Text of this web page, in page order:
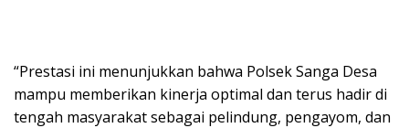
“Prestasi ini menunjukkan bahwa Polsek Sanga Desa
mampu memberikan kinerja optimal dan terus hadir di
tengah masyarakat sebagai pelindung, pengayom, dan